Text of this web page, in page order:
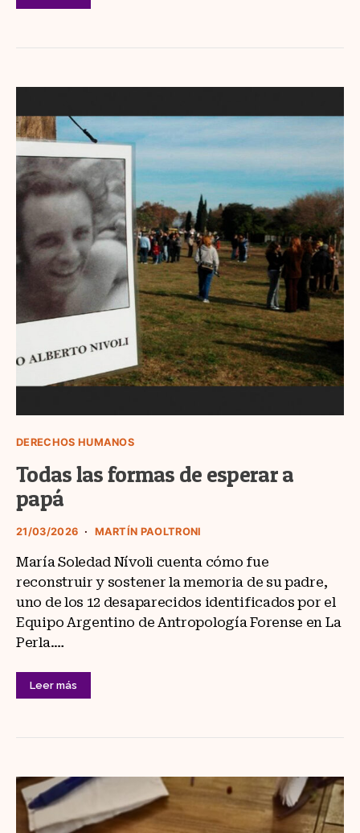
DERECHOS HUMANOS
Todas las formas de esperar a
papá
21/03/2026 MARTÍN PAOLTRONI
María Soledad Nívoli cuenta cómo fue
reconstruir y sostener la memoria de su padre,
uno de los 12 desaparecidos identificados por el
Equipo Argentino de Antropología Forense en La
Perla.…
Leer más